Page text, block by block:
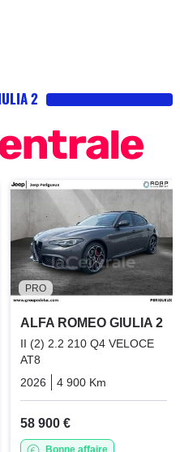
2
Diesel
PRO
ALFA ROMEO GIULIA 2
II (2) 2.2 210 Q4 VELOCE
AT8
2026
4 900 Km
58 900 €
Bonne affaire